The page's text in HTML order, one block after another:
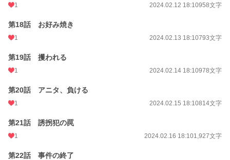
1 2024.02.12 18:10958文字
第18話 お好み焼き
1 2024.02.13 18:10793文字
第19話 攫われる
1 2024.02.14 18:10978文字
第20話 アニタ、負ける
1 2024.02.15 18:10814文字
第21話 誘拐犯の罠
1 2024.02.16 18:101,927文字
第22話 事件の終了